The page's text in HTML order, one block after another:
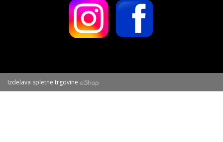
Izdelava spletne trgovine